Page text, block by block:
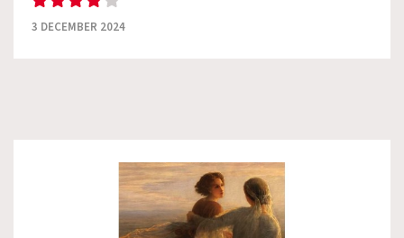
3 DECEMBER 2024